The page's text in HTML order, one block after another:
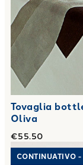
Tovaglia
Oliva
€55.50
Link to "
CONTINUATIVO